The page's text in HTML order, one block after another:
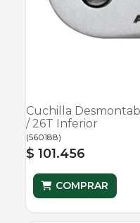
Cuchilla
/ 26T Inferior
(560188)
$ 101.456
COMPRAR